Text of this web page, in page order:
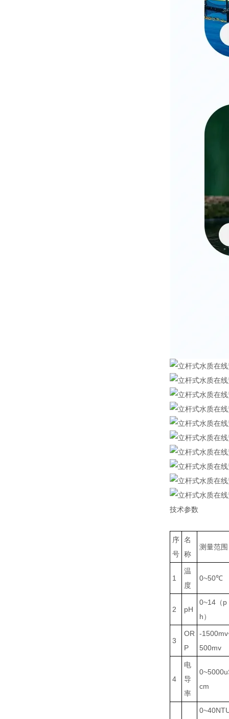
技术参数
序
号
名
称
测量范围
1
温
度
0~50℃
2 pH
0~14（p
h）
3
OR
P
-
500mv
4
电
导
率
cm